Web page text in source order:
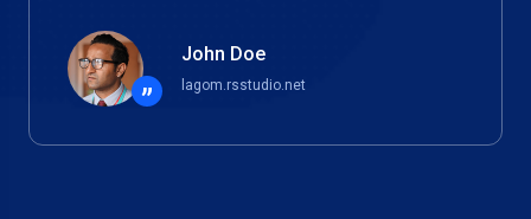
”
John Doe
lagom.rsstudio.net